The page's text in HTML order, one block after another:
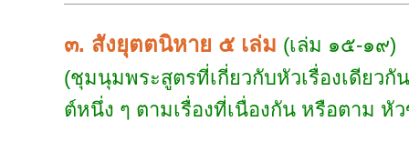
๓. สังยุตตนิหาย ๕ เล่ม (เล่ม ๑๕-๑๙)
(ชุมนุมพระสูตรที่เกี่ยวกับหัวเรื่องเดียว
ต์หนึ่ง ๆ ตามเรื่องที่เนื่องกัน หรือตาม